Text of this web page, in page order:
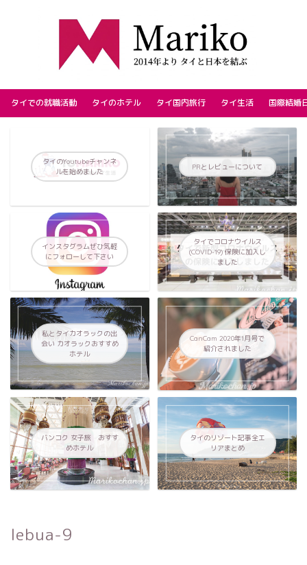
タイでの就職活動 タイのホテル タイ国内旅行 タイ生活 国際結婚
タイのYoutubeチャンネ
ルを始めました
PRとレビューについて
インスタグラムぜひ気軽
にフォローして下さい
タイでコロナウイルス
(COVID-19) 保険に加入し
ました
私とタイカオラックの出
会い カオラックおすすめ
ホテル
CanCam 2020年1月号で
紹介されました
バンコク 女子旅 おすす
めホテル
タイのリゾート記事全エ
リアまとめ
lebua-9